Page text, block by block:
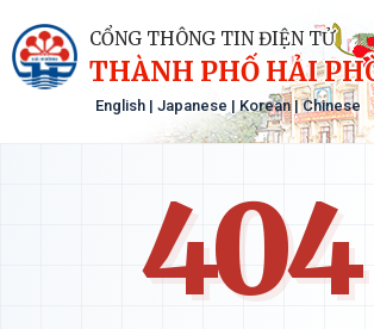
CỔNG THÔNG TIN ĐIỆN TỬ
THÀNH PHỐ HẢI
English | Japanese | Korean|Chinese
404